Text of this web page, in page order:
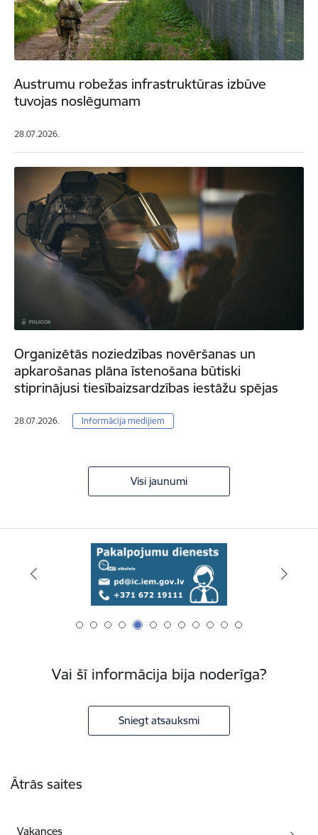
Austrumu robežas infrastruktūras izbūve
tuvojas noslēgumam
28.07.2026.
Organizētās noziedzības novēršanas un
apkarošanas plāna īstenošana būtiski
stiprinājusi tiesībaizsardzības iestāžu spējas
28.07.2026. Informācija medijiem
Visi jaunumi
Vai šī informācija bija noderīga?
Sniegt atsauksmi
Ātrās saites
Vakances